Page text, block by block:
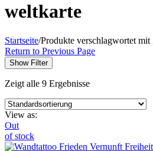
weltkarte
Startseite/Produkte verschlagwortet mit
Return to Previous Page
Show Filter
Zeigt alle 9 Ergebnisse
View as:
Out
of stock